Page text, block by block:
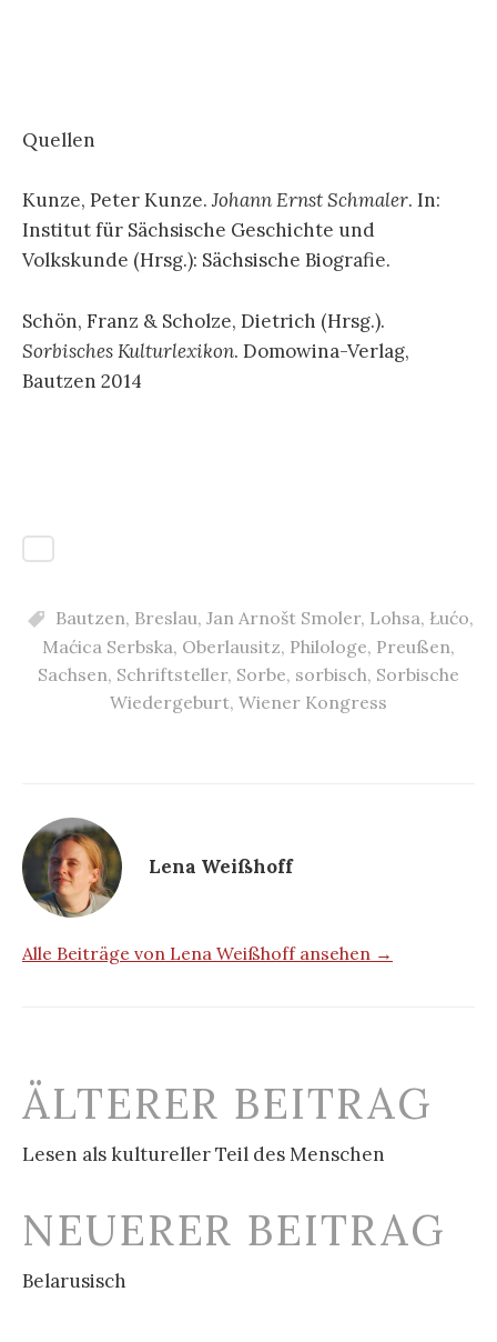
Quellen
Kunze, Peter Kunze.Johann Ernst Schmaler. In:
Institut für Sächsische Geschichte und
Volkskunde (Hrsg.): Sächsische Biografie.
Schön, Franz & Scholze, Dietrich (Hrsg.).
Sorbisches Kulturlexikon. Domowina-Verlag,
Bautzen 2014
Bautzen, Breslau, Jan Arnošt Smoler, Lohsa, Łućo,
Maćica Serbska, Oberlausitz, Philologe, Preußen,
Sachsen, Schriftsteller, Sorbe, sorbisch, Sorbische
Wiedergeburt, Wiener Kongress
Lena Weißhoff
Alle Beiträge von Lena Weißhoff ansehen →
Beitrags-
ÄLTERER BEITRAG
Lesen als kultureller Teil des Menschen
NEUERER BEITRAG
Belarusisch